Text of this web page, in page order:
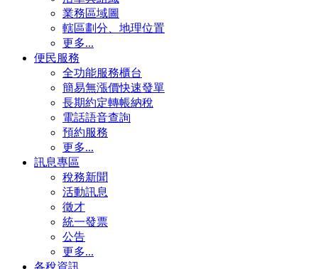
業務區域圖
轄區劃分、地理位置
更多...
便民服務
全功能服務櫃台
簡易無漲價快速發單
長期約定轉帳納稅
電話語音查詢
預約服務
更多...
訊息專區
稅務新聞
活動訊息
徵才
統一發票
公告
更多...